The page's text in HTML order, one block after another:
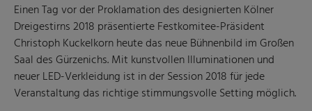
Einen Tag vor der Proklamation des designierten Kölner
Dreigestirns 2018 präsentierte Festkomitee-Präsident
Christoph Kuckelkorn heute das neue Bühnenbild im Großen
Saal des Gürzenichs. Mit kunstvollen Illuminationen und
neuer LED-Verkleidung ist in der Session 2018 für jede
Veranstaltung das richtige stimmungsvolle Setting möglich.